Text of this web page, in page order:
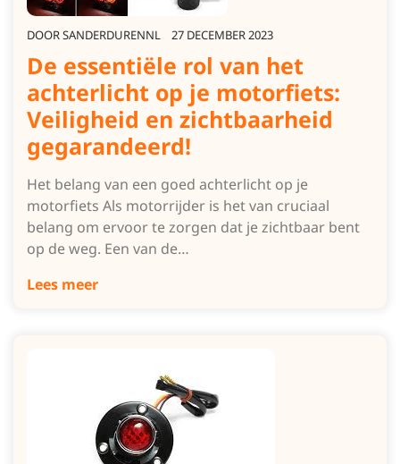
DOORSANDERDURENNL 27 DECEMBER 2023
De essentiële rol van het
achterlicht op je motorfiets:
Veiligheid en zichtbaarheid
gegarandeerd!
Het belang van een goed achterlicht op je
motorfiets Als motorrijder is het van cruciaal
belang om ervoor te zorgen dat je zichtbaar bent
op de weg. Een van de…
Lees meer